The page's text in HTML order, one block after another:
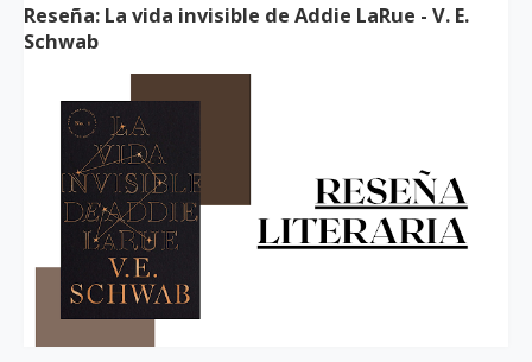
Reseña: La vida invisible de Addie LaRue - V. E.
Schwab